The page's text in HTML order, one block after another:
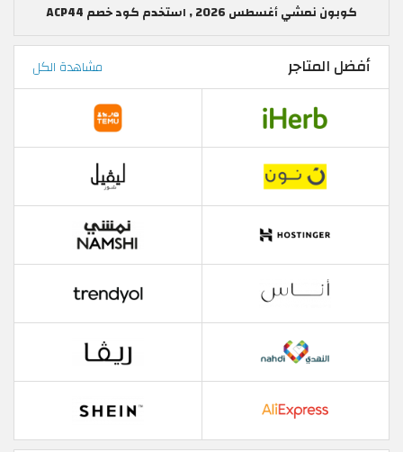
كوبون نمشي أغسطس 2026 , استخدم كود خصم ACP44
أفضل المتاجر مشاهدة الكل